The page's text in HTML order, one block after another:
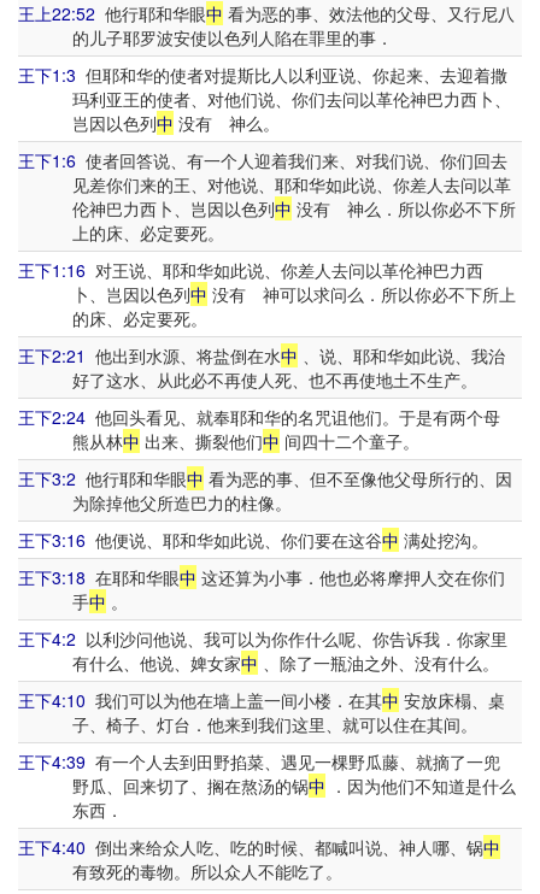
王上22:52 他行耶和华眼中 看为恶的事、效法他的父母、又行尼八
的儿子耶罗波安使以色列人陷在罪里的事．
王下1:3 但耶和华的使者对提斯比人以利亚说、你起来、去迎着撒
玛利亚王的使者、对他们说、你们去问以革伦神巴力西卜、
岂因以色列中 没有 神么。
王下1:6 使者回答说、有一个人迎着我们来、对我们说、你们回去
见差你们来的王、对他说、耶和华如此说、你差人去问以革
伦神巴力西卜、岂因以色列中 没有 神么．所以你必不下所
上的床、必定要死。
王下1:16 对王说、耶和华如此说、你差人去问以革伦神巴力西
卜、岂因以色列中 没有 神可以求问么．所以你必不下所上
的床、必定要死。
王下2:21 他出到水源、将盐倒在水中 、说、耶和华如此说、我治
好了这水、从此必不再使人死、也不再使地土不生产。
王下2:24 他回头看见、就奉耶和华的名咒诅他们。于是有两个母
熊从林中 出来、撕裂他们中 间四十二个童子。
王下3:2 他行耶和华眼中 看为恶的事、但不至像他父母所行的、因
为除掉他父所造巴力的柱像。
王下3:16 他便说、耶和华如此说、你们要在这谷中 满处挖沟。
王下3:18 在耶和华眼中 这还算为小事．他也必将摩押人交在你们
手中 。
王下4:2 以利沙问他说、我可以为你作什么呢、你告诉我．你家里
有什么、他说、婢女家中 、除了一瓶油之外、没有什么。
王下4:10 我们可以为他在墙上盖一间小楼．在其中 安放床榻、桌
子、椅子、灯台．他来到我们这里、就可以住在其间。
王下4:39 有一个人去到田野掐菜、遇见一棵野瓜藤、就摘了一兜
野瓜、回来切了、搁在熬汤的锅中 ．因为他们不知道是什么
东西．
王下4:40 倒出来给众人吃、吃的时候、都喊叫说、神人哪、锅中
有致死的毒物。所以众人不能吃了。